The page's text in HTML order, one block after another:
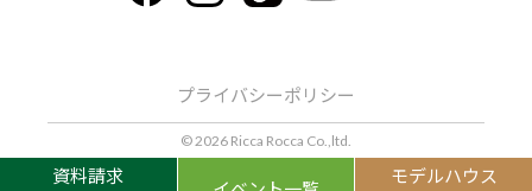
プライバシーポリシー
© 2026 Ricca Rocca Co.,ltd.
資料請求
モデルハウス